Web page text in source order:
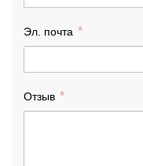
Эл. почта
Отзыв